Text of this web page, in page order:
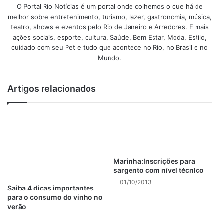
O Portal Rio Notícias é um portal onde colhemos o que há de
melhor sobre entretenimento, turismo, lazer, gastronomia, música,
teatro, shows e eventos pelo Rio de Janeiro e Arredores. E mais
ações sociais, esporte, cultura, Saúde, Bem Estar, Moda, Estilo,
cuidado com seu Pet e tudo que acontece no Rio, no Brasil e no
Mundo.
Artigos relacionados
Saiba 4 dicas importantes
para o consumo do vinho no
verão
Marinha:Inscrições para
sargento com nível técnico
01/10/2013